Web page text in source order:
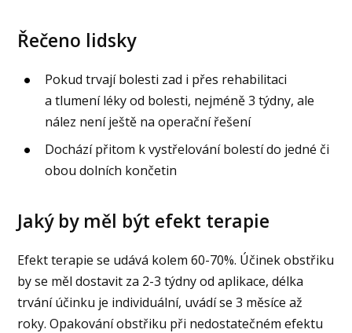
Řečeno lidsky
Pokud trvají bolesti zad i přes rehabilitaci
a tlumení léky od bolesti, nejméně 3 týdny, ale
nález není ještě na operační řešení
Dochází přitom k vystřelování bolestí do jedné či
obou dolních končetin
Jaký by měl být efekt terapie
Efekt terapie se udává kolem 60-70%. Účinek obstřiku
by se měl dostavit za 2-3 týdny od aplikace, délka
trvání účinku je individuální, uvádí se 3 měsíce až
roky. Opakování obstřiku při nedostatečném efektu